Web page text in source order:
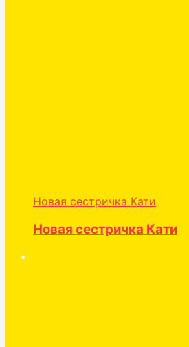
Новая сестричка Кати
Новая сестричка Кати